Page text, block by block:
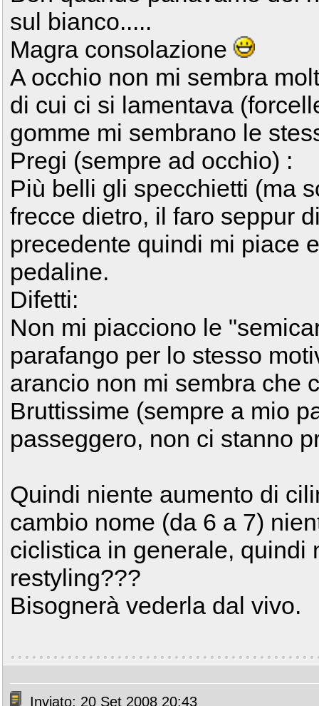
sul bianco.....
Magra consolazione
A occhio non mi sembra
di cui ci si lamentava
gomme mi sembrano le
Pregi (sempre ad occhio) :
Più belli gli specchietti (ma
frecce dietro, il faro seppur
precedente quindi mi piace
pedaline.
Difetti:
Non mi piacciono le
parafango per lo stesso
arancio non mi sembra che
Bruttissime (sempre a mio
passeggero, non ci stanno
Quindi niente aumento di
cambio nome (da 6 a 7)
ciclistica in generale, quindi
restyling???
Bisognerà vederla dal vivo.
Inviato: 20 Set 2008 20:43